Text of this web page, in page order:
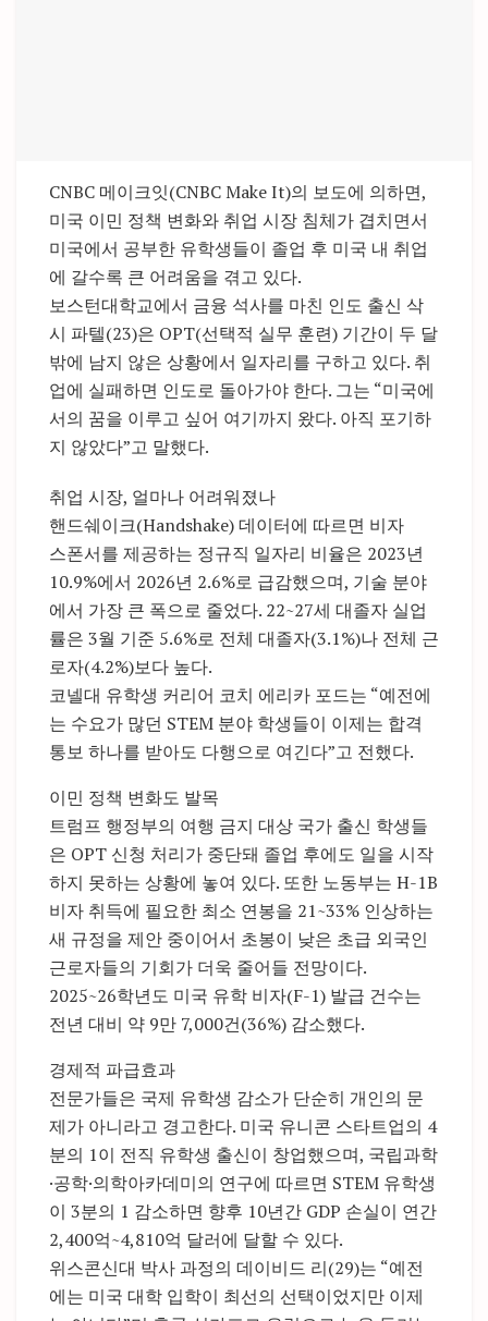
CNBC 메이크잇(CNBC Make It)의 보도에 의하면,
미국 이민 정책 변화와 취업 시장 침체가 겹치면서
미국에서 공부한 유학생들이 졸업 후 미국 내 취업
에 갈수록 큰 어려움을 겪고 있다.
보스턴대학교에서 금융 석사를 마친 인도 출신 삭
시 파텔(23)은 OPT(선택적 실무 훈련) 기간이 두 달
밖에 남지 않은 상황에서 일자리를 구하고 있다. 취
업에 실패하면 인도로 돌아가야 한다. 그는 “미국에
서의 꿈을 이루고 싶어 여기까지 왔다. 아직 포기하
지 않았다”고 말했다.
취업 시장, 얼마나 어려워졌나
핸드쉐이크(Handshake) 데이터에 따르면 비자
스폰서를 제공하는 정규직 일자리 비율은 2023년
10.9%에서 2026년 2.6%로 급감했으며, 기술 분야
에서 가장 큰 폭으로 줄었다. 22~27세 대졸자 실업
률은 3월 기준 5.6%로 전체 대졸자(3.1%)나 전체 근
로자(4.2%)보다 높다.
코넬대 유학생 커리어 코치 에리카 포드는 “예전에
는 수요가 많던 STEM 분야 학생들이 이제는 합격
통보 하나를 받아도 다행으로 여긴다”고 전했다.
이민 정책 변화도 발목
트럼프 행정부의 여행 금지 대상 국가 출신 학생들
은 OPT 신청 처리가 중단돼 졸업 후에도 일을 시작
하지 못하는 상황에 놓여 있다. 또한 노동부는 H-1B
비자 취득에 필요한 최소 연봉을 21~33% 인상하는
새 규정을 제안 중이어서 초봉이 낮은 초급 외국인
근로자들의 기회가 더욱 줄어들 전망이다.
2025~26학년도 미국 유학 비자(F-1) 발급 건수는
전년 대비 약 9만 7,000건(36%) 감소했다.
경제적 파급효과
전문가들은 국제 유학생 감소가 단순히 개인의 문
제가 아니라고 경고한다. 미국 유니콘 스타트업의 4
분의 1이 전직 유학생 출신이 창업했으며, 국립과학
·공학·의학아카데미의 연구에 따르면 STEM 유학생
이 3분의 1 감소하면 향후 10년간 GDP 손실이 연간
2,400억~4,810억 달러에 달할 수 있다.
위스콘신대 박사 과정의 데이비드 리(29)는 “예전
에는 미국 대학 입학이 최선의 선택이었지만 이제